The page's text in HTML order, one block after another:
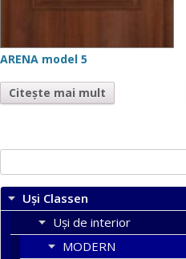
ARENA model 5
Citește mai mult
după:
Uși Classen
Uși de interior
MODERN